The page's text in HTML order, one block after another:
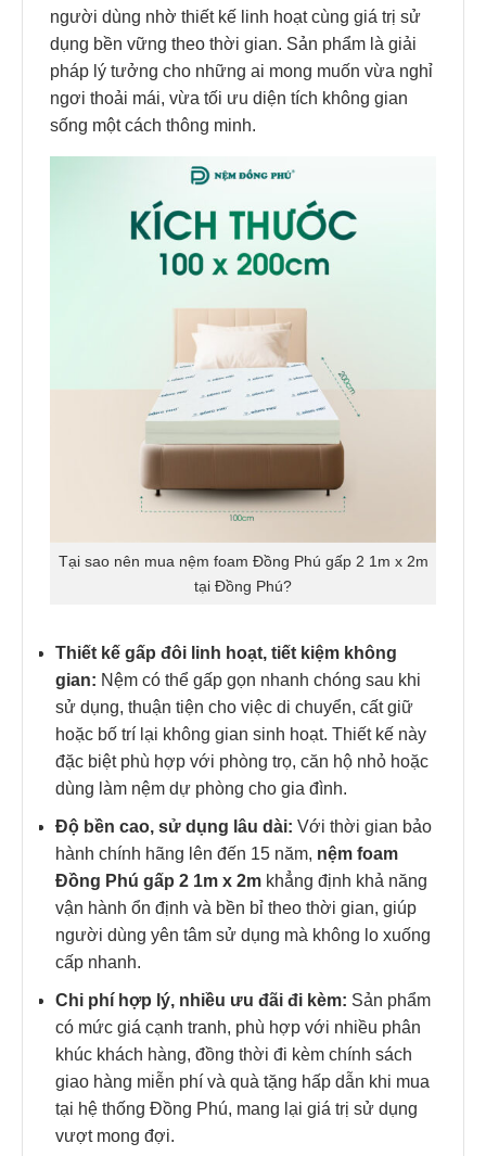
người dùng nhờ thiết kế linh hoạt cùng giá trị sử
dụng bền vững theo thời gian. Sản phẩm là giải
pháp lý tưởng cho những ai mong muốn vừa nghỉ
ngơi thoải mái, vừa tối ưu diện tích không gian
sống một cách thông minh.
Tại sao nên mua nệm foam Đồng Phú gấp 2 1m x 2m
tại Đồng Phú?
Thiết kế gấp đôi linh hoạt, tiết kiệm không
gian: Nệm có thể gấp gọn nhanh chóng sau khi
sử dụng, thuận tiện cho việc di chuyển, cất giữ
hoặc bố trí lại không gian sinh hoạt. Thiết kế này
đặc biệt phù hợp với phòng trọ, căn hộ nhỏ hoặc
dùng làm nệm dự phòng cho gia đình.
Độ bền cao, sử dụng lâu dài: Với thời gian bảo
hành chính hãng lên đến 15 năm, nệm foam
Đồng Phú gấp 2 1m x 2mkhẳng định khả năng
vận hành ổn định và bền bỉ theo thời gian, giúp
người dùng yên tâm sử dụng mà không lo xuống
cấp nhanh.
Chi phí hợp lý, nhiều ưu đãi đi kèm: Sản phẩm
có mức giá cạnh tranh, phù hợp với nhiều phân
khúc khách hàng, đồng thời đi kèm chính sách
giao hàng miễn phí và quà tặng hấp dẫn khi mua
tại hệ thống Đồng Phú, mang lại giá trị sử dụng
vượt mong đợi.